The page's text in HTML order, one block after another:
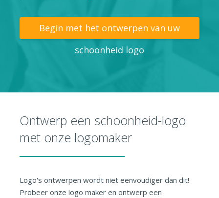
Begin met het ontwerpen van uw
schoonheid logo
Ontwerp een schoonheid-logo
met onze logomaker
Logo's ontwerpen wordt niet eenvoudiger dan dit!
Probeer onze logo maker en ontwerp een